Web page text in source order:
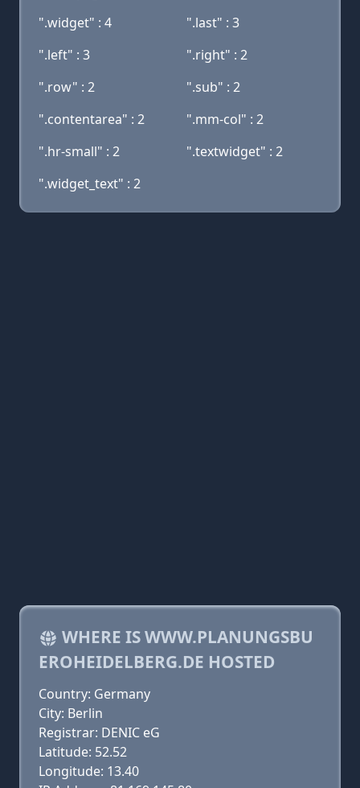
".widget" : 4
".last" : 3
".left" : 3
".right" : 2
".row" : 2
".sub" : 2
".contentarea" : 2
".mm-col" : 2
".hr-small" : 2
".textwidget" : 2
".widget_text" : 2
WHERE IS WWW.PLANUNGSBU
EROHEIDELBERG.DE HOSTED
Country: Germany
City: Berlin
Registrar: DENIC eG
Latitude: 52.52
Longitude: 13.40